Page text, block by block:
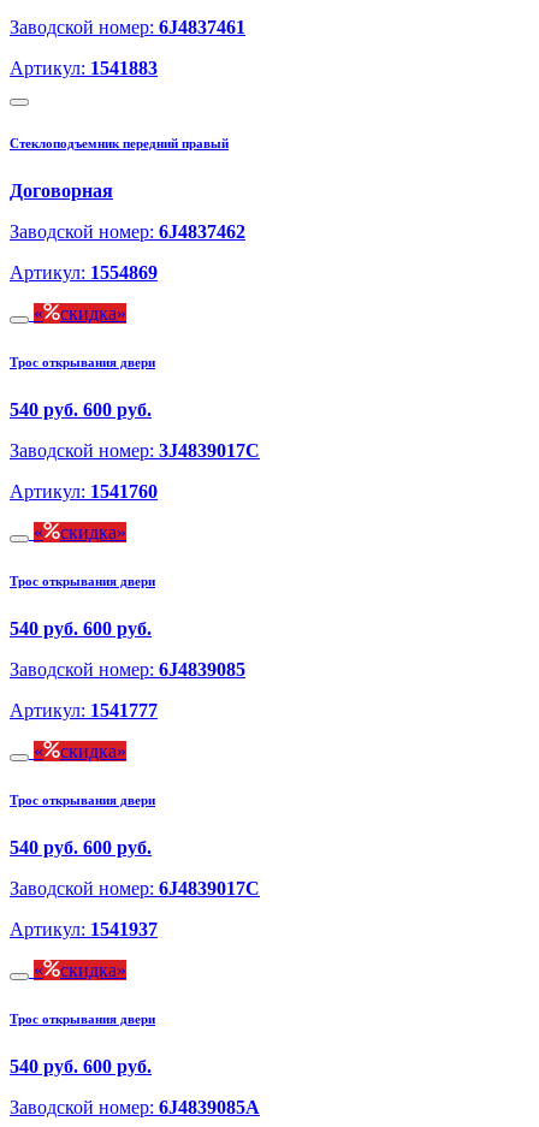
Заводской номер: 6J4837461
Артикул: 1541883
Стеклоподъемник передний правый
Договорная
Заводской номер: 6J4837462
Артикул: 1554869
скидка
Трос открывания двери
540 руб. 600 руб.
Заводской номер: 3J4839017C
Артикул: 1541760
скидка
Трос открывания двери
540 руб. 600 руб.
Заводской номер: 6J4839085
Артикул: 1541777
скидка
Трос открывания двери
540 руб. 600 руб.
Заводской номер: 6J4839017C
Артикул: 1541937
скидка
Трос открывания двери
540 руб. 600 руб.
Заводской номер: 6J4839085A